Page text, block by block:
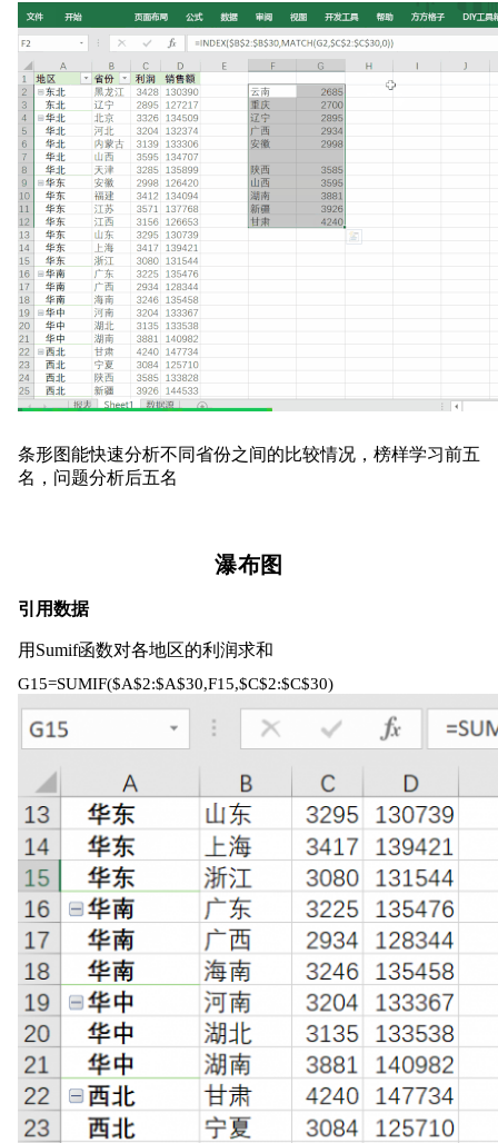
条形图能快速分析不同省份之间的比较情况，榜样学习前五
名，问题分析后五名
瀑布图
引用数据
用Sumif函数对各地区的利润求和
G15=SUMIF($A$2:$A$30,F15,$C$2:$C$30)